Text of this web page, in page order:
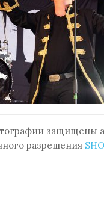
защищены
разрешения
VOGT - КОНЦЕРТ НА